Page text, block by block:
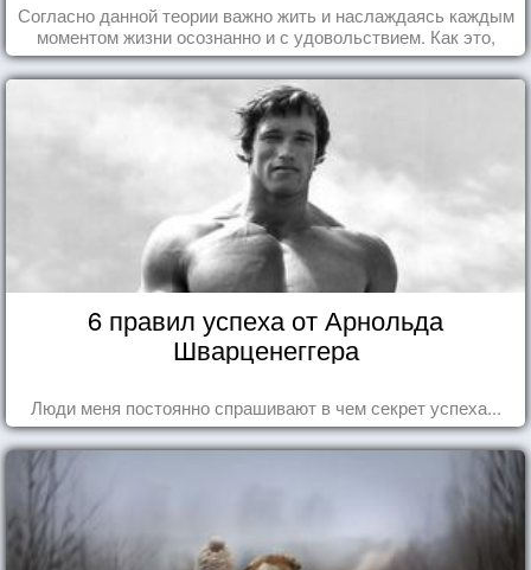
Согласно данной теории важно жить и наслаждаясь каждым
моментом жизни осознанно и с удовольствием. Как это,
попробуем разобраться на реальных примерах.
6 правил успеха от Арнольда
Шварценеггера
Люди меня постоянно спрашивают в чем секрет успеха...